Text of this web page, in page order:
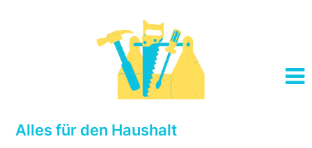
Alles für den Haushalt